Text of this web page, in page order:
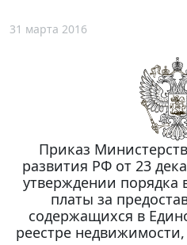
31 марта 2016
Приказ
развития РФ от 23
утверждении порядка
платы за
содержащихся в
реестре